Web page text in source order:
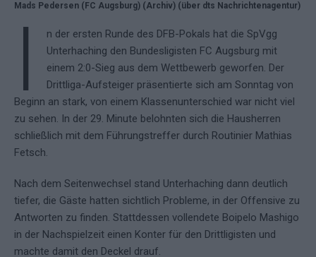
Mads Pedersen (FC Augsburg) (Archiv) (über dts Nachrichtenagentur)
I
n der ersten Runde des DFB-Pokals hat die SpVgg
Unterhaching den Bundesligisten FC Augsburg mit
einem 2:0-Sieg aus dem Wettbewerb geworfen. Der
Drittliga-Aufsteiger präsentierte sich am Sonntag von
Beginn an stark, von einem Klassenunterschied war nicht viel
zu sehen. In der 29. Minute belohnten sich die Hausherren
schließlich mit dem Führungstreffer durch Routinier Mathias
Fetsch.
Nach dem Seitenwechsel stand Unterhaching dann deutlich
tiefer, die Gäste hatten sichtlich Probleme, in der Offensive zu
Antworten zu finden. Stattdessen vollendete Boipelo Mashigo
in der Nachspielzeit einen Konter für den Drittligisten und
machte damit den Deckel drauf.